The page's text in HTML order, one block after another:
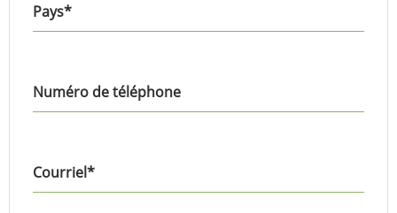
Pays*
Numéro de téléphone
Courriel*